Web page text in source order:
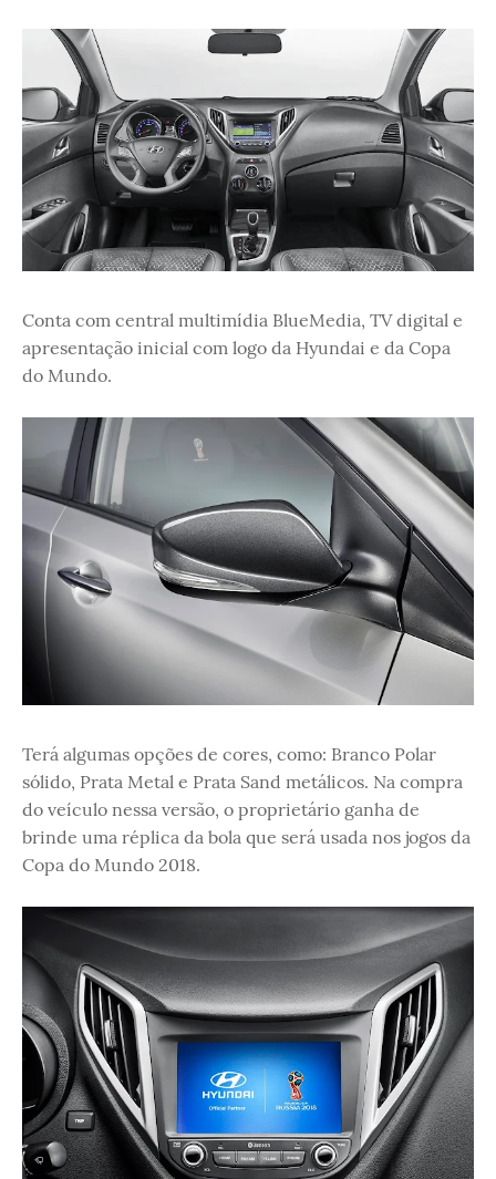
Conta com central multimídia BlueMedia, TV digital e
apresentação inicial com logo da Hyundai e da Copa
do Mundo.
Terá algumas opções de cores, como: Branco Polar
sólido, Prata Metal e Prata Sand metálicos. Na compra
do veículo nessa versão, o proprietário ganha de
brinde uma réplica da bola que será usada nos jogos da
Copa do Mundo 2018.